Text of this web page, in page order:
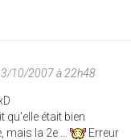
10/2007 à 22h48
qu'elle était bien
la 2e ...
Erreur